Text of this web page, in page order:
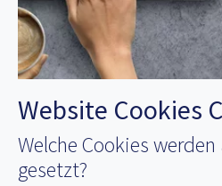
Website Cookies
Welche Cookies
gesetzt?